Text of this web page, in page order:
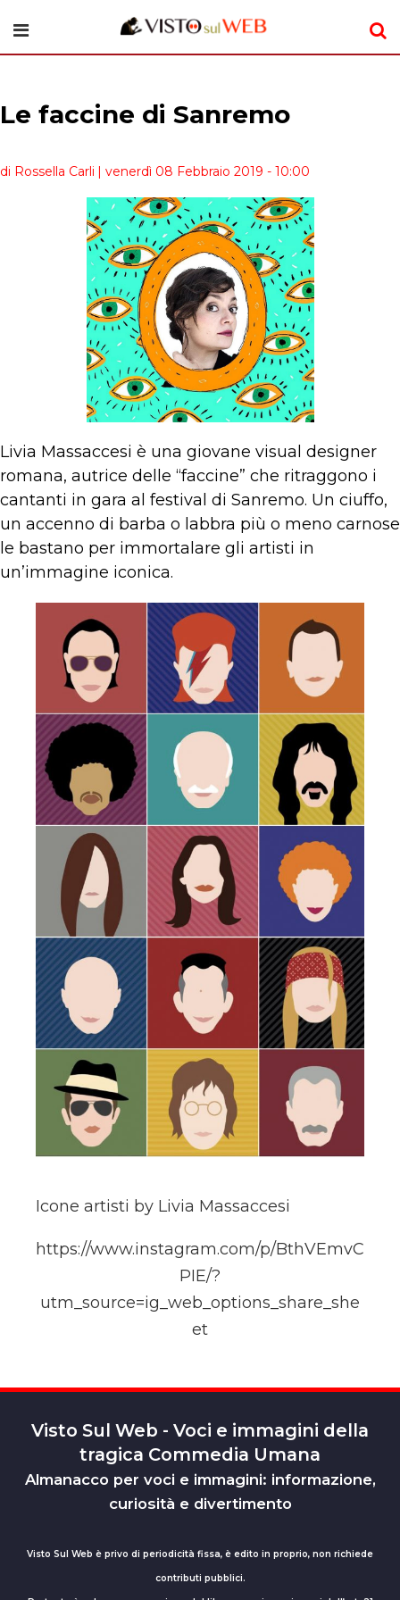
Le faccine di Sanremo
di Rossella Carli | venerdì 08 Febbraio 2019 - 10:00
Livia Massaccesi è una giovane visual designer
romana, autrice delle “faccine” che ritraggono i
cantanti in gara al festival di Sanremo. Un ciuffo,
un accenno di barba o labbra più o meno carnose
le bastano per immortalare gli artisti in
un’immagine iconica.
Icone artisti by Livia Massaccesi
https://www.instagram.com/p/BthVEmvC
PIE/?
utm_source=ig_web_options_share_she
et
Visto Sul Web - Voci e immagini della
tragica Commedia Umana
Almanacco per voci e immagini: informazione,
curiosità e divertimento
Visto Sul Web è privo di periodicità fissa, è edito in proprio, non richiede
contributi pubblici.